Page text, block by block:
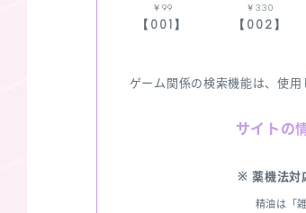
￥99
【001】
￥330
【002】
ゲーム関係の検索機能は、使
サイトの
※ 薬機法対
精油は「